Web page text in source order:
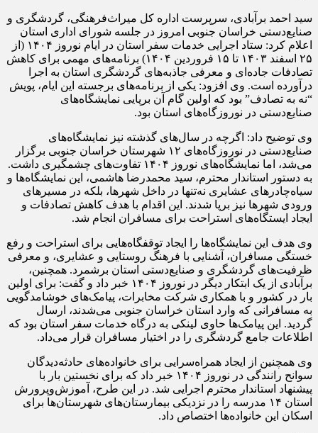
سید احمد برآبادی، سرپرست اداره کل میراث‌فرهنگی، گردشگری و
صنایع‌دستی خراسان جنوبی امروز در جلسه شورای اداری استان
اعلام کرد: ستاد اجرایی خدمات سفر استان در ایام نوروز ۱۴۰۴ (از
۲۵ اسفند ۱۴۰۳ تا ۱۵ فروردین ۱۴۰۴) برنامه‌های مهمی برای کاهش
تصادفات جاده‌ای و معرفی جاذبه‌های گردشگری استان به اجرا
درآورده است. وی افزود: یکی از برنامه‌های برجسته این ایام، پویش
“نه به تصادف” بود که اولین گام آن برپایی نمایشگاه‌های
صنایع‌دستی در نوروزگاه‌های استان بود.
وی توضیح داد: اگرچه در سال‌های گذشته نیز نمایشگاه‌های
صنایع‌دستی در نوروزگاه‌های ۱۲ شهرستان خراسان جنوبی برگزار
می‌شد، اما نمایشگاه‌های نوروز ۱۴۰۴ تفاوت‌های چشمگیری داشت.
به دستور استاندار محترم، سید محمدرضا هاشمی، این نمایشگاه‌ها و
سیاه‌چادرهای عشایری نه‌تنها در داخل شهرها، بلکه در مسیرهای
ورودی شهرها نیز برپا شدند. این اقدام با هدف کاهش تصادفات و
ایجاد ایستگاه‌های استراحت برای مسافران انجام شد.
وی هدف این نمایشگاه‌ها را ایجاد توقفگاه‌هایی برای استراحت و رفع
خستگی مسافران، آشنایی با فرهنگ روستایی و عشایری، و معرفی
ظرفیت‌های گردشگری و صنایع‌دستی استان برشمرد. همچنین،
برآبادی از یک ابتکار دیگر در نوروز ۱۴۰۴ خبر داد و گفت: برای اولین
بار در کشور و با همکاری شرکت مخابرات، پیامک‌های خوشامدگویی
به مسافرانی که وارد استان خراسان جنوبی می‌شدند، ارسال
گردید. این پیامک‌ها حاوی لینکی به درگاه خدمات سفر استان بود که
اطلاعات جامع گردشگری را در اختیار مسافران قرار می‌داد.
وی همچنین از ایجاد همراه‌سرایی برای خانواده‌های حادثه‌دیدگان
سوانح رانندگی در نوروز ۱۴۰۴ خبر داد که برای نخستین بار با
پیشنهاد استاندار محترم اجرایی شد. در این طرح، آموزش‌وپرورش
استان ۱۴ مدرسه را در نزدیکی بیمارستان‌های شهرستان‌ها برای
اسکان این خانواده‌ها اختصاص داد.